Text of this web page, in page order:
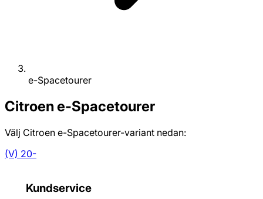
e-Spacetourer
Citroene-Spacetourer
Välj Citroen e-Spacetourer-variant nedan:
(V) 20-
Kundservice